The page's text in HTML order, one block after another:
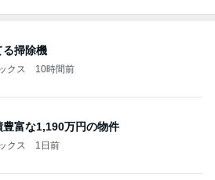
る掃除機
クス 10時間前
豊富な1,190万円の物件
クス 1日前